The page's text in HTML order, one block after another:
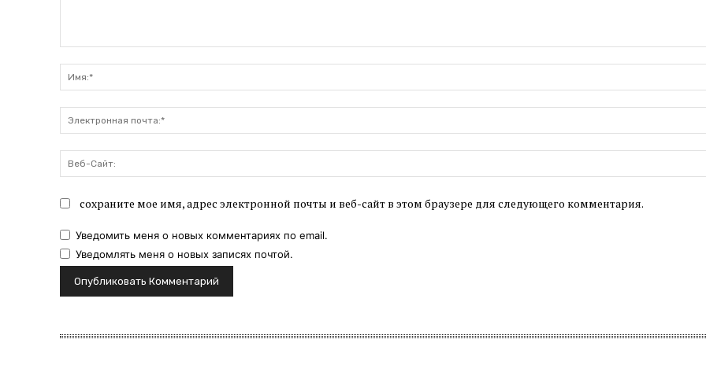
сохраните мое имя, адрес электронной почты и веб-сайт в этом браузере для следующего комментария.
Уведомить меня о новых комментариях по email.
Уведомлять меня о новых записях почтой.